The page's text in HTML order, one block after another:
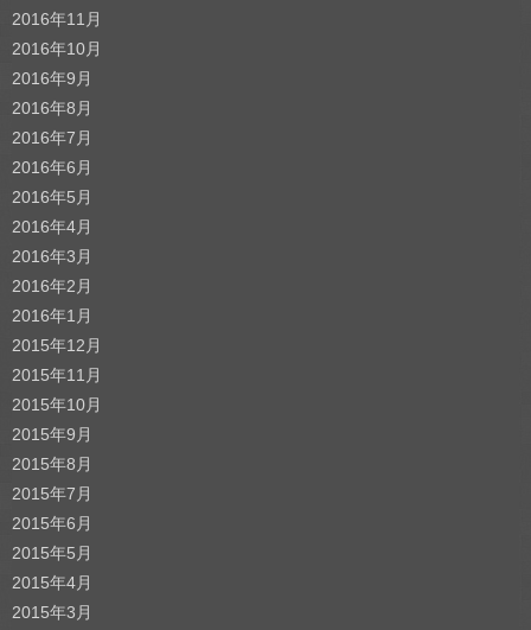
2016年11月
2016年10月
2016年9月
2016年8月
2016年7月
2016年6月
2016年5月
2016年4月
2016年3月
2016年2月
2016年1月
2015年12月
2015年11月
2015年10月
2015年9月
2015年8月
2015年7月
2015年6月
2015年5月
2015年4月
2015年3月